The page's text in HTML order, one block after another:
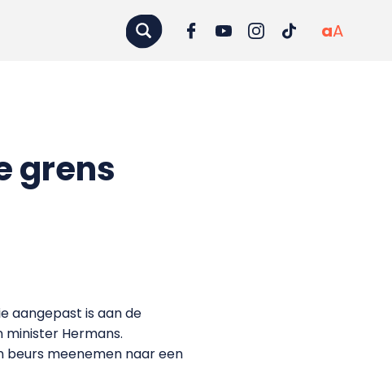
aA
grens
aangepast is aan de
minister Hermans.
beurs meenemen naar een